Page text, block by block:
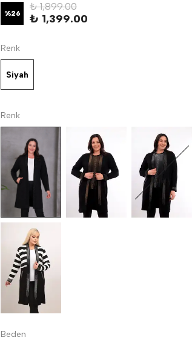
%26
₺ 1,899.00
₺ 1,399.00
Renk
Siyah
Renk
Beden